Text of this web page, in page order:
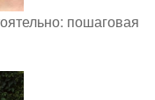
пошаговая